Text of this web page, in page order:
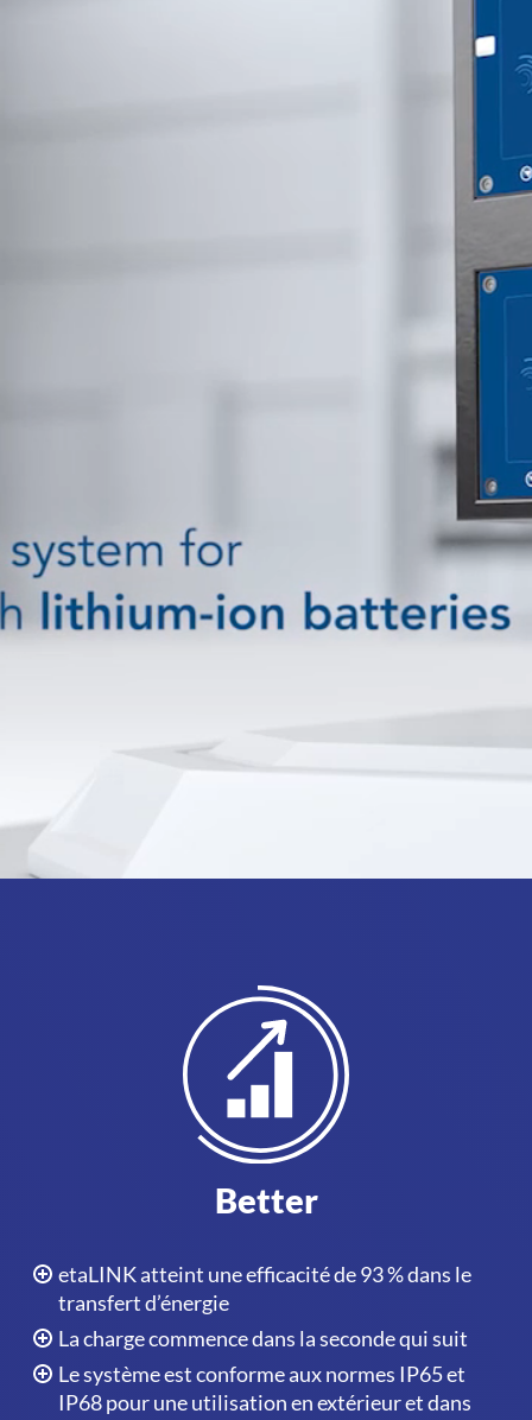
Better
etaLINK atteint une efficacité de 93 % dans le
transfert d’énergie
La charge commence dans la seconde qui suit
Le système est conforme aux normes IP65 et
IP68 pour une utilisation en extérieur et dans